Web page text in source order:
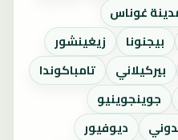
غوناس
بيجنونا
زيغينشور
بيركيلاني
تامباكوندا
جوينجوينيو
ديوفيور